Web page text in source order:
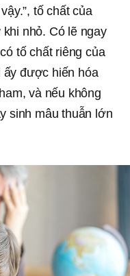
tố chất của
nhỏ. Có lẽ ngay
tố chất riêng của
được hiến hóa
và nếu không
sinh mâu thuẫn lớn